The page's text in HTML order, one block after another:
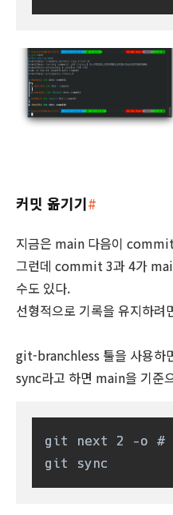
커밋 옮기기#
지금은 main 다음이
그런데 commit 3과 4가
수도 있다.
선형적으로 기록을 유지하려
git-branchless 툴을 사용
sync라고 하면 main을 기준
git next 2 -o # 오
git sync